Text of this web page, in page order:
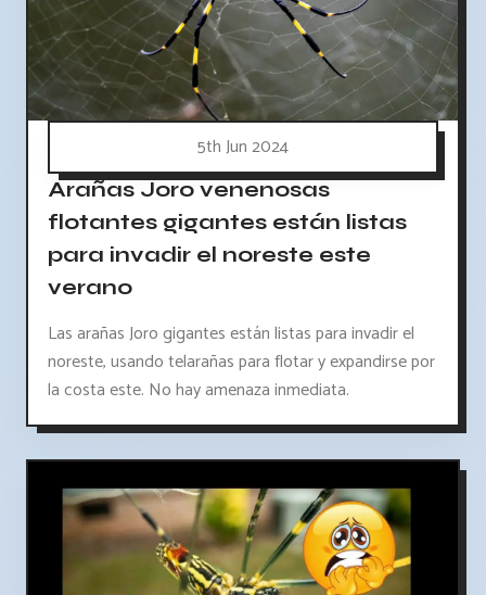
5th Jun 2024
Arañas Joro venenosas
flotantes gigantes están listas
para invadir el noreste este
verano
Las arañas Joro gigantes están listas para invadir el
noreste, usando telarañas para flotar y expandirse por
la costa este. No hay amenaza inmediata.